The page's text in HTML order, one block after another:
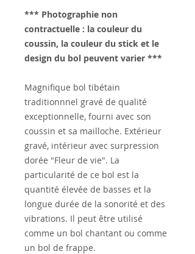
*** Photographie non
contractuelle : la couleur du
coussin, la couleur du stick et le
design du bol peuvent varier ***
Magnifique bol tibétain
traditionnnel gravé de qualité
exceptionnelle, fourni avec son
coussin et sa mailloche. Extérieur
gravé, intérieur avec surpression
dorée "Fleur de vie". La
particularité de ce bol est la
quantité élevée de basses et la
longue durée de la sonorité et des
vibrations. Il peut être utilisé
comme un bol chantant ou comme
un bol de frappe.